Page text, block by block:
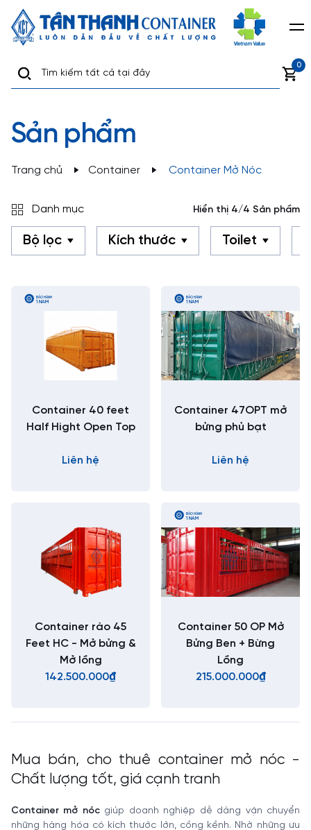
0
Sản phẩm
Trang chủ Container Container Mở Nóc
Danh mục Hiển thị 4/4 Sản phẩm
Bộ lọc Kích thước Toilet
BẢO HÀNH
1 NĂM
Container 40 feet
Half Hight Open Top
Liên hệ
BẢO HÀNH
1 NĂM
Container 47OPT mở
bửng phủ bạt
Liên hệ
Container rào 45
Feet HC - Mở bửng &
Mở lồng
142.500.000₫
BẢO HÀNH
1 NĂM
Container 50 OP Mở
Bửng Ben + Bừng
Lồng
215.000.000₫
Mua bán, cho thuê container mở nóc -
Chất lượng tốt, giá cạnh tranh
Container mở nócgiúp doanh nghiệp dễ dàng vận chuyển
những hàng hóa có kích thước lớn, cồng kềnh. Nhờ những ưu